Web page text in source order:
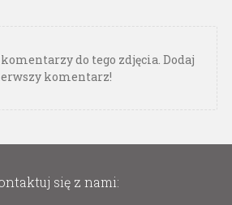
do tego zdjęcia. Dodaj
komentarz!
się z nami: